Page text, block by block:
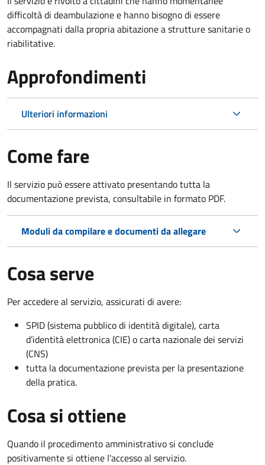
difficoltà di deambulazione e hanno bisogno di essere
accompagnati dalla propria abitazione a strutture sanitarie o
riabilitative.
Approfondimenti
Ulteriori informazioni
Come fare
Il servizio può essere attivato presentando tutta la
documentazione prevista, consultabile in formato PDF.
Moduli da compilare e documenti da allegare
Cosa serve
Per accedere al servizio, assicurati di avere:
SPID (sistema pubblico di identità digitale), carta
d’identità elettronica (CIE) o carta nazionale dei servizi
(CNS)
tutta la documentazione prevista per la presentazione
della pratica.
Cosa si ottiene
Quando il procedimento amministrativo si conclude
positivamente si ottiene l'accesso al servizio.